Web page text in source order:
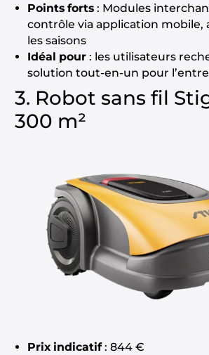
Points forts: Modules
contrôle via application mobile,
les saisons
Idéal pour: les utilisateurs
solution tout-en-un pour
3. Robot sans fil
300 m²
Prix indicatif: 844 €